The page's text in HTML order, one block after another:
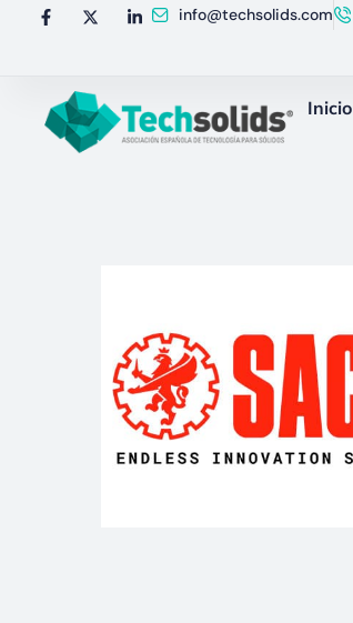
info@techsolids.com
Inicio